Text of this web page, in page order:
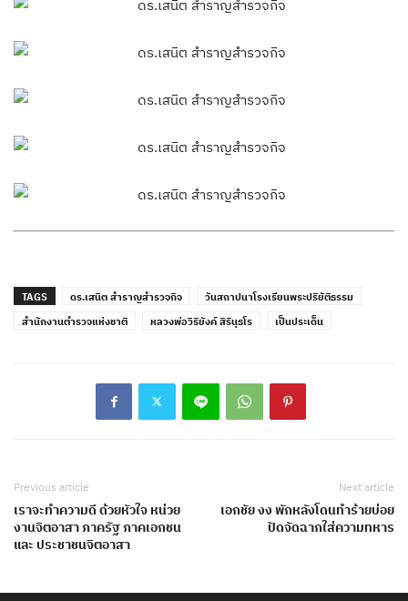
TAGS ดร.เสนิต สำราญสำรวจกิจ
วันสถาปนาโรงเรียนพระปริยัติธรรม​
สำนักงานตำรวจแห่งชาติ
หลวงพ่อวิริยังค์ สิรินฺธโร เป็นประเด็น
Previous article
เราจะทำความดี ด้วยหัวใจ หน่วย
งานจิตอาสา ภาครัฐ ภาคเอกชน
และ ประชาชนจิตอาสา
Next article
เอกชัย งง พักหลังโดนทำร้ายบ่อย
ปัดจัดฉากใส่ความทหาร